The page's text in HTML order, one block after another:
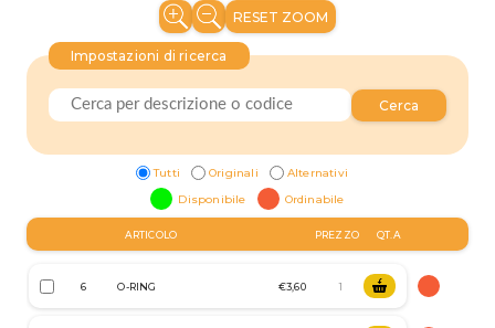
RESET ZOOM
Cerca
Impostazioni di ricerca
Tutti Originali
Alternativi
Disponibile
Ordinabile
ARTICOLO PREZZO QT.A
6 O-RING €3,60